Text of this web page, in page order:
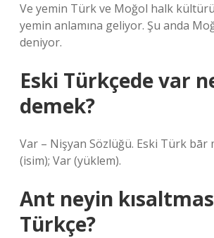
Ve yemin Türk ve Moğol halk
yemin anlamına geliyor. Şu anda
deniyor.
Eski Türkçede var
demek?
Var – Nişyan Sözlüğü. Eski Türk bār
(isim); Var (yüklem).
Ant neyin
Türkçe?